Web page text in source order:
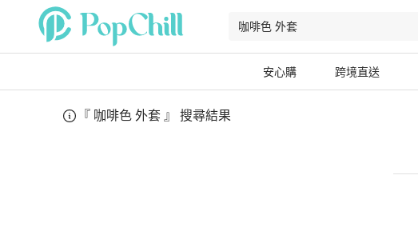
安心購 跨境直送
『 咖啡色 外套 』 搜尋結果